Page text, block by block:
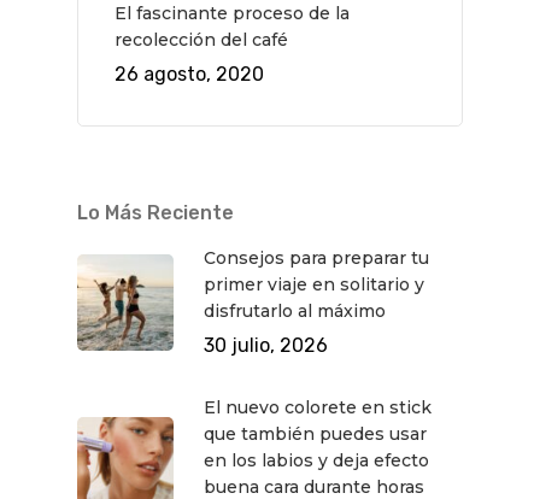
El fascinante proceso de la
recolección del café
26 agosto, 2020
Lo Más Reciente
Consejos para preparar tu
primer viaje en solitario y
disfrutarlo al máximo
30 julio, 2026
El nuevo colorete en stick
que también puedes usar
en los labios y deja efecto
buena cara durante horas